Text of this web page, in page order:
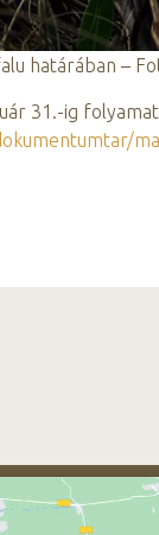
határában –
31.-ig